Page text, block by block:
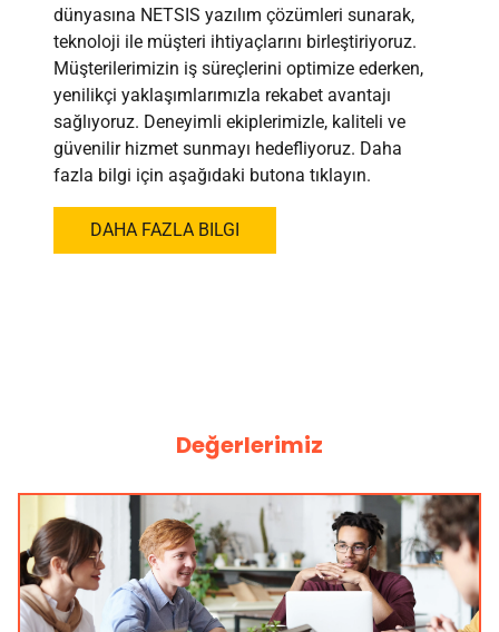
dünyasına NETSIS yazılım çözümleri sunarak,
teknoloji ile müşteri ihtiyaçlarını birleştiriyoruz.
Müşterilerimizin iş süreçlerini optimize ederken,
yenilikçi yaklaşımlarımızla rekabet avantajı
sağlıyoruz. Deneyimli ekiplerimizle, kaliteli ve
güvenilir hizmet sunmayı hedefliyoruz. Daha
fazla bilgi için aşağıdaki butona tıklayın.
DAHA FAZLA BILGI
Değerlerimiz